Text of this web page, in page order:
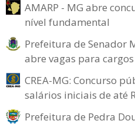
AMARP - MG abre
nível fundamental
Prefeitura de Senador
abre vagas para
CREA-MG: Concurso
salários iniciais de até
Prefeitura de Pedra